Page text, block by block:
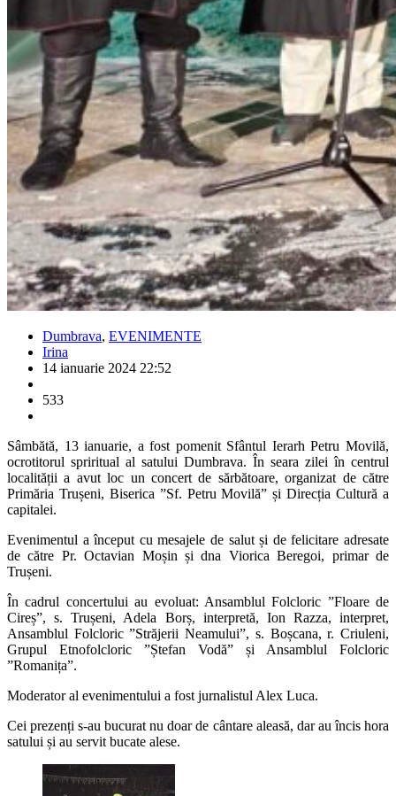
Dumbrava, EVENIMENTE
Irina
14 ianuarie 2024 22:52
533
Sâmbătă, 13 ianuarie, a fost pomenit Sfântul Ierarh Petru Movilă,
ocrotitorul spriritual al satului Dumbrava. În seara zilei în centrul
localității a avut loc un concert de sărbătoare, organizat de către
Primăria Trușeni, Biserica ”Sf. Petru Movilă” și Direcția Cultură a
capitalei.
Evenimentul a început cu mesajele de salut și de felicitare adresate
de către Pr. Octavian Moșin și dna Viorica Beregoi, primar de
Trușeni.
În cadrul concertului au evoluat: Ansamblul Folcloric ”Floare de
Cireș”, s. Trușeni, Adela Borș, interpretă, Ion Razza, interpret,
Ansamblul Folcloric ”Străjerii Neamului”, s. Boșcana, r. Criuleni,
Grupul Etnofolcloric ”Ștefan Vodă” și Ansamblul Folcloric
”Romanița”.
Moderator al evenimentului a fost jurnalistul Alex Luca.
Cei prezenți s-au bucurat nu doar de cântare aleasă, dar au încis hora
satului și au servit bucate alese.